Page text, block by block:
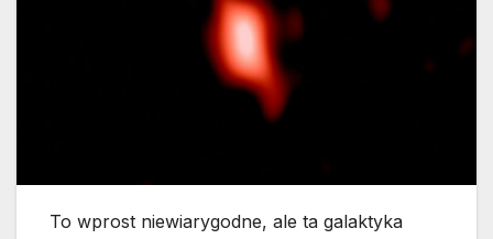
To wprost niewiarygodne, ale ta galaktyka